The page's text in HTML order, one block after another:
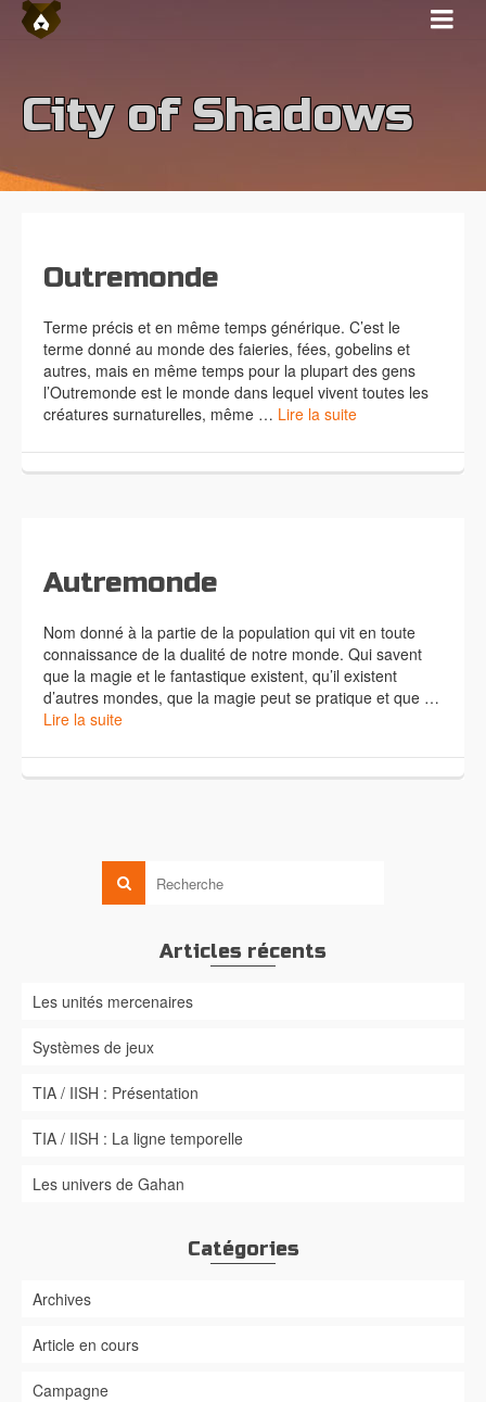
City of Shadows
Outremonde
Terme précis et en même temps générique. C’est le
terme donné au monde des faieries, fées, gobelins et
autres, mais en même temps pour la plupart des gens
l’Outremonde est le monde dans lequel vivent toutes les
créatures surnaturelles, même … Lire la suite
Autremonde
Nom donné à la partie de la population qui vit en toute
connaissance de la dualité de notre monde. Qui savent
que la magie et le fantastique existent, qu’il existent
d’autres mondes, que la magie peut se pratique et que …
Lire la suite
Articles récents
Les unités mercenaires
Systèmes de jeux
TIA / IISH : Présentation
TIA / IISH : La ligne temporelle
Les univers de Gahan
Catégories
Archives
Article en cours
Campagne